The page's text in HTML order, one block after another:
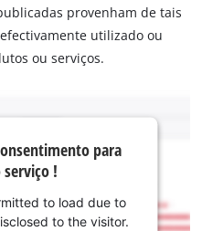
provenham de tais
utilizado ou
ou serviços.
para
!
to load due to
to the visitor.